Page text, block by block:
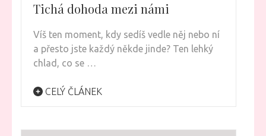
Tichá dohoda mezi námi
Víš ten moment, kdy sedíš vedle něj nebo ní
a přesto jste každý někde jinde? Ten lehký
chlad, co se …
CELÝ ČLÁNEK